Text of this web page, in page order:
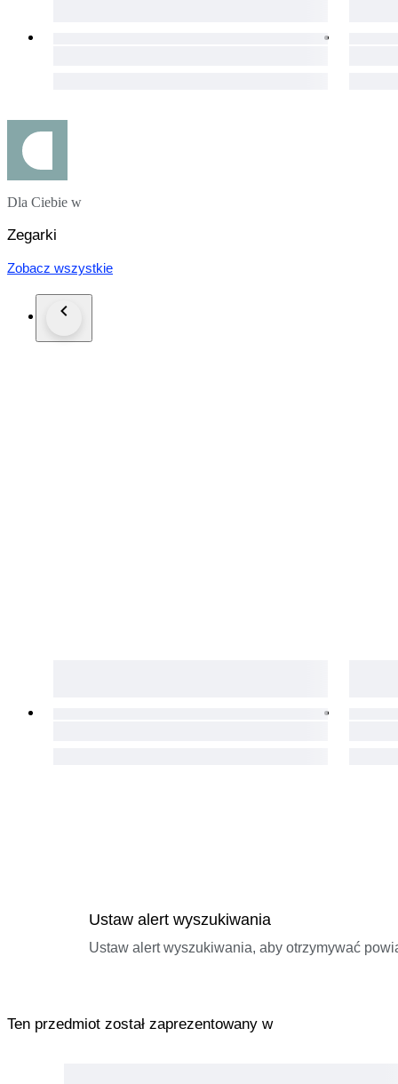
Dla Ciebie w
Zegarki
Zobacz wszystkie
Ustaw alert wyszukiwania
Ustaw alert wyszukiwania, aby otrzymywać
Ten przedmiot został zaprezentowany w